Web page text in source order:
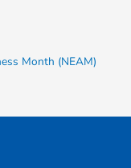
Month (NEAM)